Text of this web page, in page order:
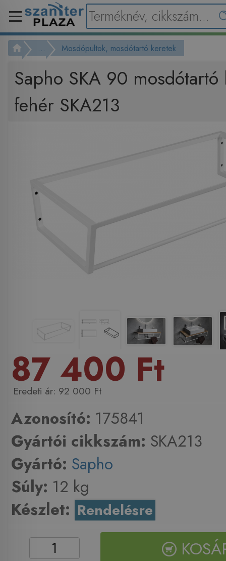
... Mosdópultok, mosdótartó keretek
Sapho SKA 90 mosdótartó
fehér SKA213
87 400 Ft
92 000 Ft
Azonosító: 175841
Gyártói cikkszám: SKA213
Gyártó: Sapho
Súly: 12 kg
Készlet: Rendelésre